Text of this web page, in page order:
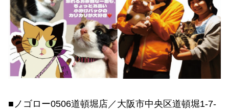
■ノゴロー0506道頓堀店／大阪市中央区道頓堀1-7-